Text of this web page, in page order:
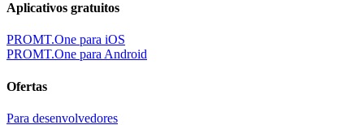
Aplicativos gratuitos
PROMT.One para iOS
PROMT.One para Android
Ofertas
Para desenvolvedores